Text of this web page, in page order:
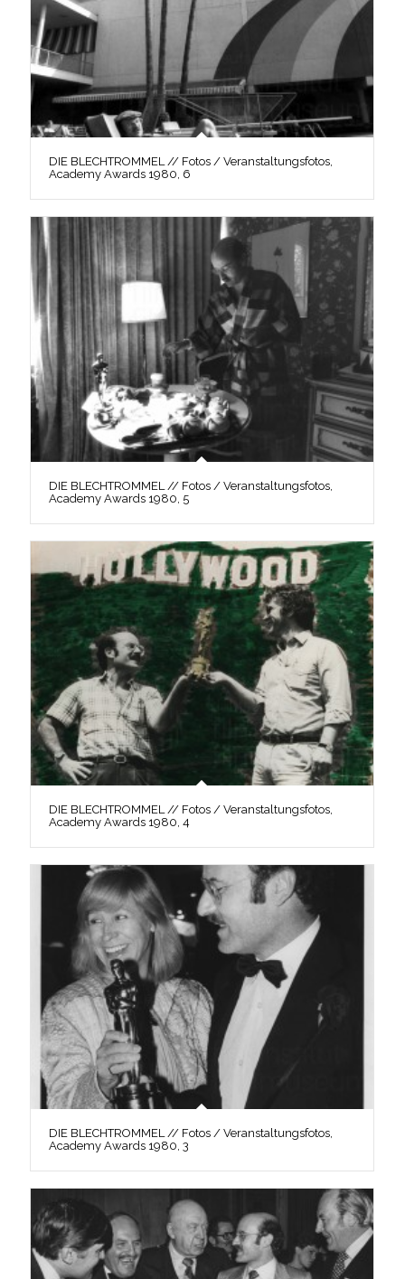
DIE BLECHTROMMEL // Fotos / Veranstaltungsfotos,
Academy Awards 1980, 6
DIE BLECHTROMMEL // Fotos / Veranstaltungsfotos,
Academy Awards 1980, 5
DIE BLECHTROMMEL // Fotos / Veranstaltungsfotos,
Academy Awards 1980, 4
DIE BLECHTROMMEL // Fotos / Veranstaltungsfotos,
Academy Awards 1980, 3